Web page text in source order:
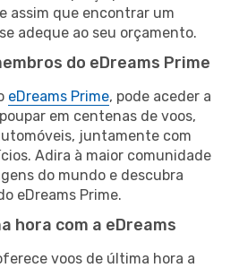
assim que encontrar um
adeque ao seu orçamento.
do eDreams Prime
eDreams Prime, pode aceder a
em centenas de voos,
juntamente com
Adira à maior comunidade
do mundo e descubra
eDreams Prime.
hora com a eDreams
voos de última hora a